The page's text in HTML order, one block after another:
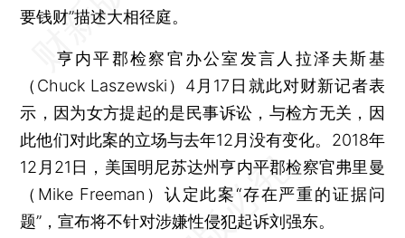
要钱财”描述大相径庭。
亨内平郡检察官办公室发言人拉泽夫斯基
（Chuck Laszewski）4月17日就此对财新记者表
示，因为女方提起的是民事诉讼，与检方无关，因
此他们对此案的立场与去年12月没有变化。2018年
12月21日，美国明尼苏达州亨内平郡检察官弗里曼
（Mike Freeman）认定此案“存在严重的证据问
题”，宣布将不针对涉嫌性侵犯起诉刘强东。